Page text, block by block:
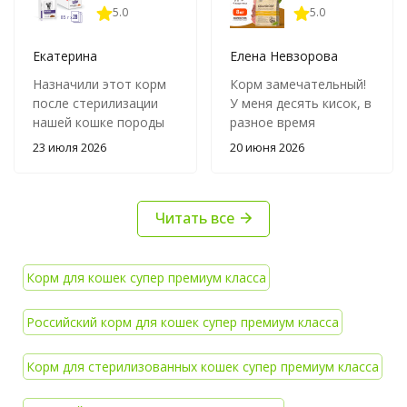
5.0
Екатерина
Назначили этот корм
после стерилизации
нашей кошке породы
корат по имени
аппетит усилится, а
посоветовал именно
умеренный по
калориям рацион. Ест
с большим
удовольствием,
кусочки нежные в
23 июля 2026
5.0
Елена Невзорова
Корм замечательный!
У меня десять кисок, в
разное время
подобранные и
и заканчивая
шестнадцатилетним
возрастом! Все
удовольствием!
Доставка всегда
вовремя, курьеры
вежливые и
симпатичные! На
звонки отвечают и
20 июня 2026
Читать все
Корм для кошек супер премиум класса
Российский корм для кошек супер премиум класса
Корм для стерилизованных кошек супер премиум класса